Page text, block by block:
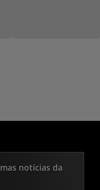
notícias da